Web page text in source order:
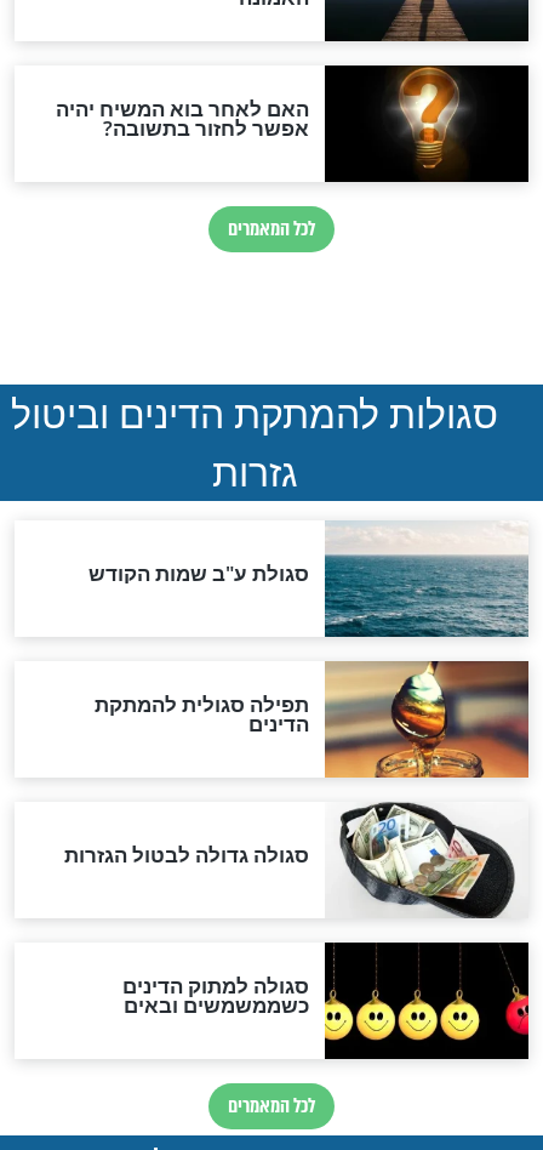
המסמך האבוד שנחשף
הנדיר של הרשב"ם התגלה
"נביא בעיר": מכירת המחלה
לגוי והוספת השם חזקיהו
לרפואת הרב דב הכהן קוק
לכל המאמרים
אחרית הימים
האם אפשר לחשב את הקץ?
מה יהיה בימות המשיח?